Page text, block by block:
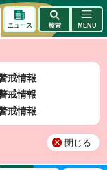
戒情報
戒情報
戒情報
閉じる
ニュース 検索 MENU